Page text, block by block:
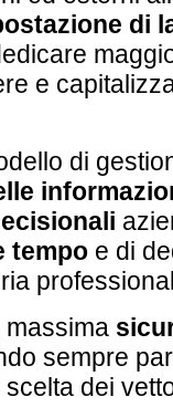
di
e
di
tempoe di
massima
sempre
dei